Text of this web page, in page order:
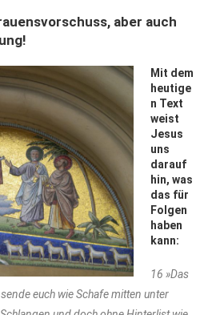
aber auch
Mit dem
heutige
n Text
weist
Jesus
uns
darauf
hin, was
das für
Folgen
haben
kann:
16 »Das
euch wie Schafe mitten unter